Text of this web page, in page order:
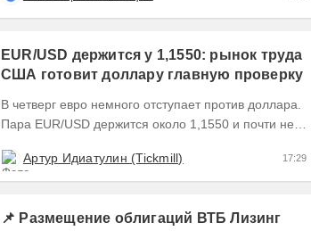
EUR/USD держится у 1,1550: рынок труда
США готовит доллару главную проверку
В четверг евро немного отступает против доллара.
Пара EUR/USD держится около 1,1550 и почти не
Артур Идиатулин (Tickmill)
17:29
📌 Размещение облигаций ВТБ Лизинг